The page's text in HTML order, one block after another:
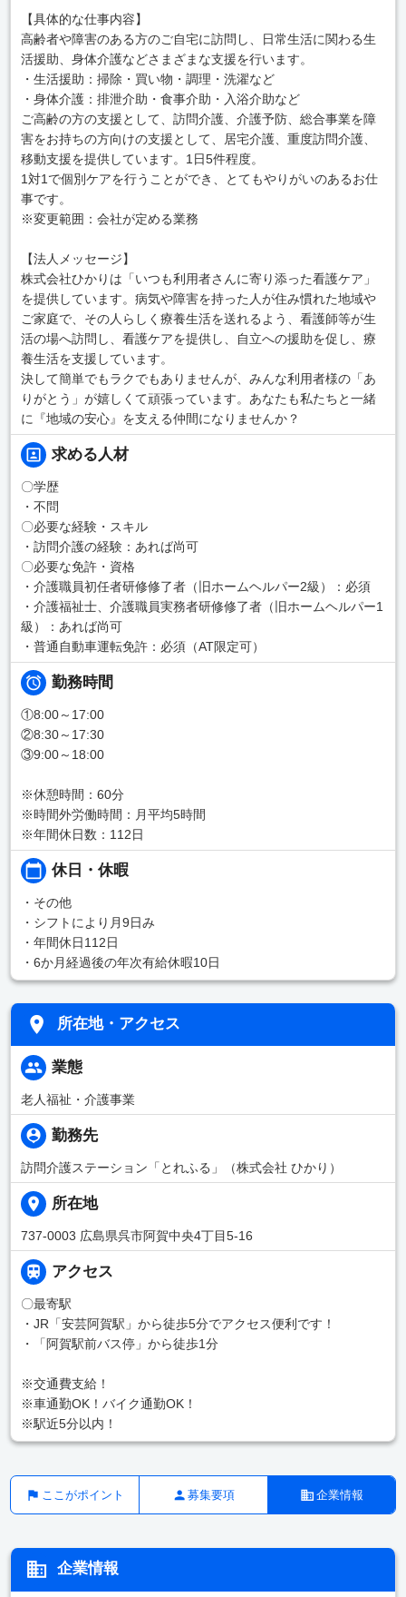
【具体的な仕事内容】
高齢者や障害のある方のご自宅に訪問し、日常生活に関わる生
活援助、身体介護などさまざまな支援を行います。
・生活援助：掃除・買い物・調理・洗濯など
・身体介護：排泄介助・食事介助・入浴介助など
ご高齢の方の支援として、訪問介護、介護予防、総合事業を障
害をお持ちの方向けの支援として、居宅介護、重度訪問介護、
移動支援を提供しています。1日5件程度。
1対1で個別ケアを行うことができ、とてもやりがいのあるお仕
事です。
※変更範囲：会社が定める業務
【法人メッセージ】
株式会社ひかりは「いつも利用者さんに寄り添った看護ケア」
を提供しています。病気や障害を持った人が住み慣れた地域や
ご家庭で、その人らしく療養生活を送れるよう、看護師等が生
活の場へ訪問し、看護ケアを提供し、自立への援助を促し、療
養生活を支援しています。
決して簡単でもラクでもありませんが、みんな利用者様の「あ
りがとう」が嬉しくて頑張っています。あなたも私たちと一緒
に『地域の安心』を支える仲間になりませんか？
求める人材
〇学歴
・不問
〇必要な経験・スキル
・訪問介護の経験：あれば尚可
〇必要な免許・資格
・介護職員初任者研修修了者（旧ホームヘルパー2級）：必須
・介護福祉士、介護職員実務者研修修了者（旧ホームヘルパー1
級）：あれば尚可
・普通自動車運転免許：必須（AT限定可）
勤務時間
①8:00～17:00
②8:30～17:30
③9:00～18:00
※休憩時間：60分
※時間外労働時間：月平均5時間
※年間休日数：112日
休日・休暇
・その他
・シフトにより月9日み
・年間休日112日
・6か月経過後の年次有給休暇10日
所在地・アクセス
業態
老人福祉・介護事業
勤務先
訪問介護ステーション「とれふる」（株式会社 ひかり）
所在地
737-0003 広島県呉市阿賀中央4丁目5-16
アクセス
〇最寄駅
・JR「安芸阿賀駅」から徒歩5分でアクセス便利です！
・「阿賀駅前バス停」から徒歩1分
※交通費支給！
※車通勤OK！バイク通勤OK！
※駅近5分以内！
ここがポイント 募集要項 企業情報
企業情報